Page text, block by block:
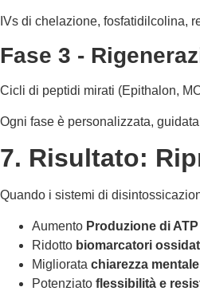
IVs di chelazione, fosfatidilcolina,
Fase 3 -
Cicli di peptidi mirati (Epithalon,
Ogni fase è personalizzata,
7. Risultato:
Quando i sistemi di
Aumento Produzione di ATP
Ridotto biomarcatori
Migliorata chiarezza
Potenziato flessibilità e